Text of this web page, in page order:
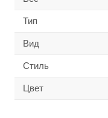
Тип
Вид
Стиль
Цвет